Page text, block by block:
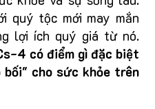
quý tộc mới may mắn
lợi ích quý giá từ nó.
4 có điểm gì đặc biệt
cho sức khỏe trên